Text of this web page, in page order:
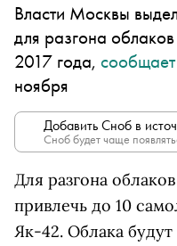
Власти Москвы
для разгона
2017 года, сообщает
ноября
Добавить Сноб в
Сноб будет чаще
Для разгона
привлечь до 10
Як-42. Облака